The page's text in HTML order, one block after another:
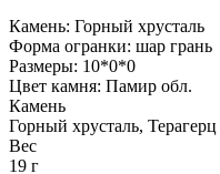
Камень: Горный хрусталь
Форма огранки: шар грань
Размеры: 10*0*0
Цвет камня: Памир обл.
Камень
Горный хрусталь, Терагерц
Вес
19 г